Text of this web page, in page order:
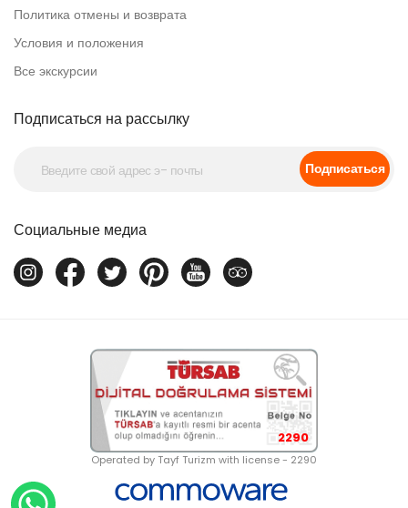
Политика отмены и возврата
Условия и положения
Все экскурсии
Подписаться на рассылку
Подписаться
Социальные медиа
2290
Operated by Tayf Turizm with license - 2290